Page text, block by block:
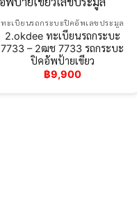
ทะเบียนรถกระบะปิคอัพเลขประมูล
2.okdee ทะเบียนรถกระบะ
7733 – 2ฒช 7733 รถกระบะ
ปิคอัพป้ายเขียว
฿9,900